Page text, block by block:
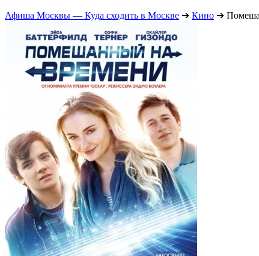
Афиша Москвы — Куда сходить в Москве ➔ Кино ➔